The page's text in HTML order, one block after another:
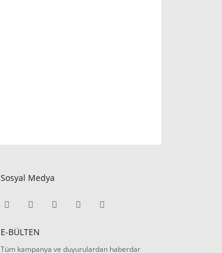
Sosyal Medya
E-BÜLTEN
Tüm kampanya ve duyurulardan haberdar